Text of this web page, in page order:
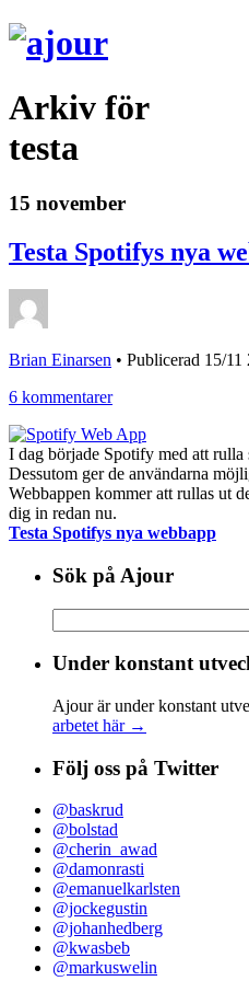
Arkiv för
testa
15 november
Testa Spotifys nya
Brian Einarsen • Publicerad 15/11
6 kommentarer
I dag började Spotify med att rulla
Dessutom ger de användarna
Webbappen kommer att rullas ut
dig in redan nu.
Testa Spotifys nya webbapp
Sök på Ajour
efter:
Under konstant
Ajour är under konstant
arbetet här →
Följ oss på Twitter
@baskrud
@bolstad
@cherin_awad
@damonrasti
@emanuelkarlsten
@jockegustin
@johanhedberg
@kwasbeb
@markuswelin